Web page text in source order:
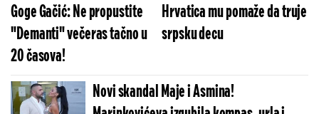
Goge Gačić: Ne propustite
"Demanti" večeras tačno u
20 časova!
Hrvatica mu pomaže da truje
srpsku decu
Novi skandal Maje i Asmina!